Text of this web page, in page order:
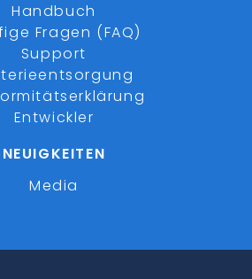
Handbuch
Fragen (FAQ)
Support
Entwickler
NEUIGKEITEN
Media